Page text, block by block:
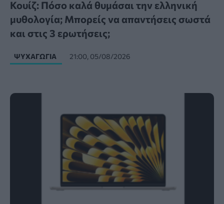
Κουίζ: Πόσο καλά θυμάσαι την ελληνική
μυθολογία; Μπορείς να απαντήσεις σωστά
και στις 3 ερωτήσεις;
ΨΥΧΑΓΩΓΊΑ 21:00, 05/08/2026